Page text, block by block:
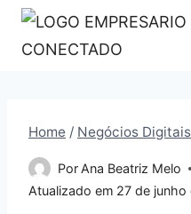
Pular
para
Home / Negócios Digitais
Por Ana Beatriz Melo
Atualizado em 27 de